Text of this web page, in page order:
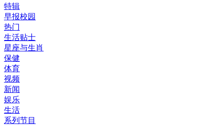
特辑
早报校园
热门
生活贴士
星座与生肖
保健
体育
视频
新闻
娱乐
生活
系列节目